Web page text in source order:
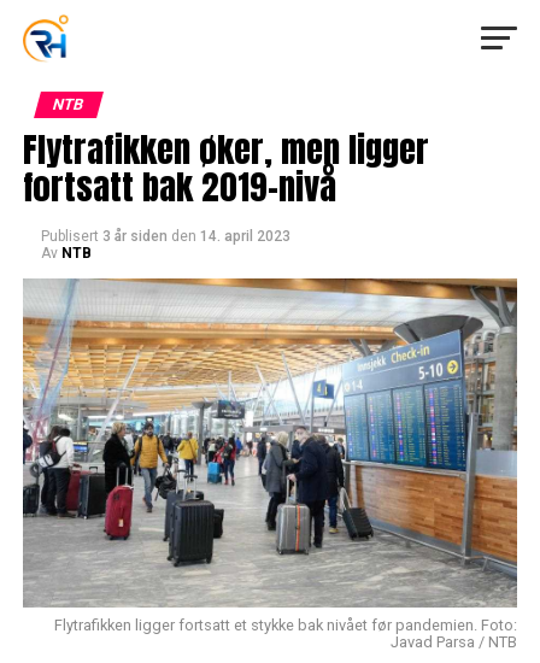
NTB
Flytrafikken øker, men ligger
fortsatt bak 2019-nivå
Publisert 3 år siden den 14. april 2023
Av NTB
Flytrafikken ligger fortsatt et stykke bak nivået før pandemien. Foto:
Javad Parsa / NTB